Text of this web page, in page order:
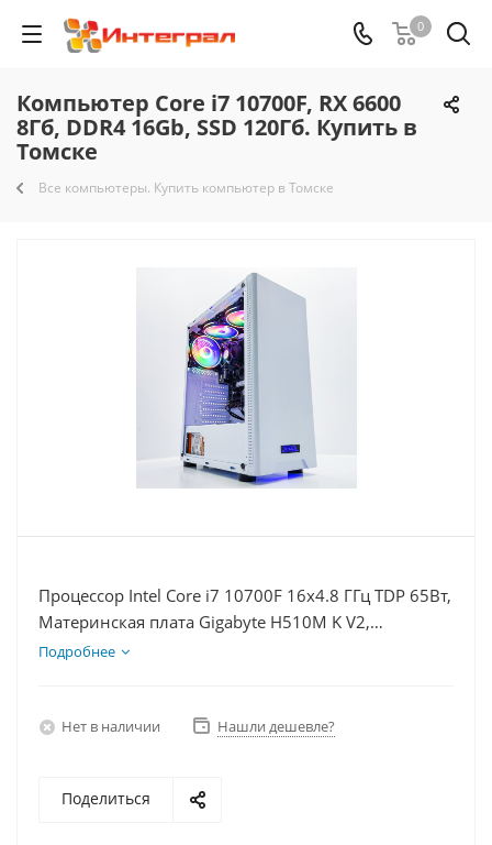
0
Компьютер Core i7 10700F, RX 6600
8Гб, DDR4 16Gb, SSD 120Гб. Купить в
Томске
Все компьютеры. Купить компьютер в Томске
Процессор Intel Core i7 10700F 16x4.8 ГГц TDP 65Вт,
Материнская плата Gigabyte H510M K V2,
Видеокарта RX 6600 8Гб, Память DDR4 16Gb,
Подробнее
Нет в наличии Нашли дешевле?
Поделиться